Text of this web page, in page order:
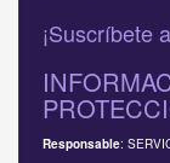
¡Suscríbete
Responsable: